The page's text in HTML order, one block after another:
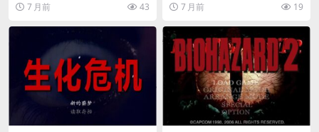
7 月前 43 7 月前 19